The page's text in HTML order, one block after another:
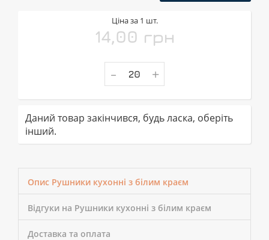
Ціна за 1 шт.
14,00 грн
- +
Даний товар закінчився, будь ласка, оберіть
інший.
Опис Рушники кухонні з білим краєм
Відгуки на Рушники кухонні з білим краєм
Доставка та оплата